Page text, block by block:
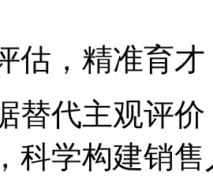
，精准育才
代主观评价
，科学构建销